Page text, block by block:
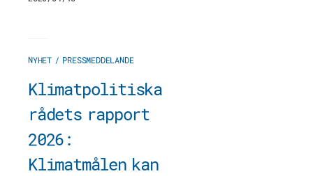
NYHET / PRESSMEDDELANDE
Klimatpolitiska
rådets rapport
2026:
Klimatmålen kan